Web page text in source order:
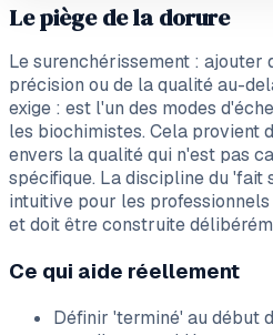
Le piège de la dorure
Le surenchérissement : ajouter
précision ou de la qualité au-
exige : est l'un des modes
les biochimistes. Cela provient
envers la qualité qui n'est pas
spécifique. La discipline du 'fait
intuitive pour les
et doit être construite
Ce qui aide réellement
Définir 'terminé' au début